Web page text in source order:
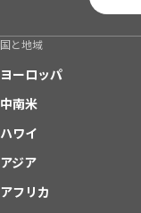
国と地域
ヨーロッパ
中南米
ハワイ
アジア
アフリカ